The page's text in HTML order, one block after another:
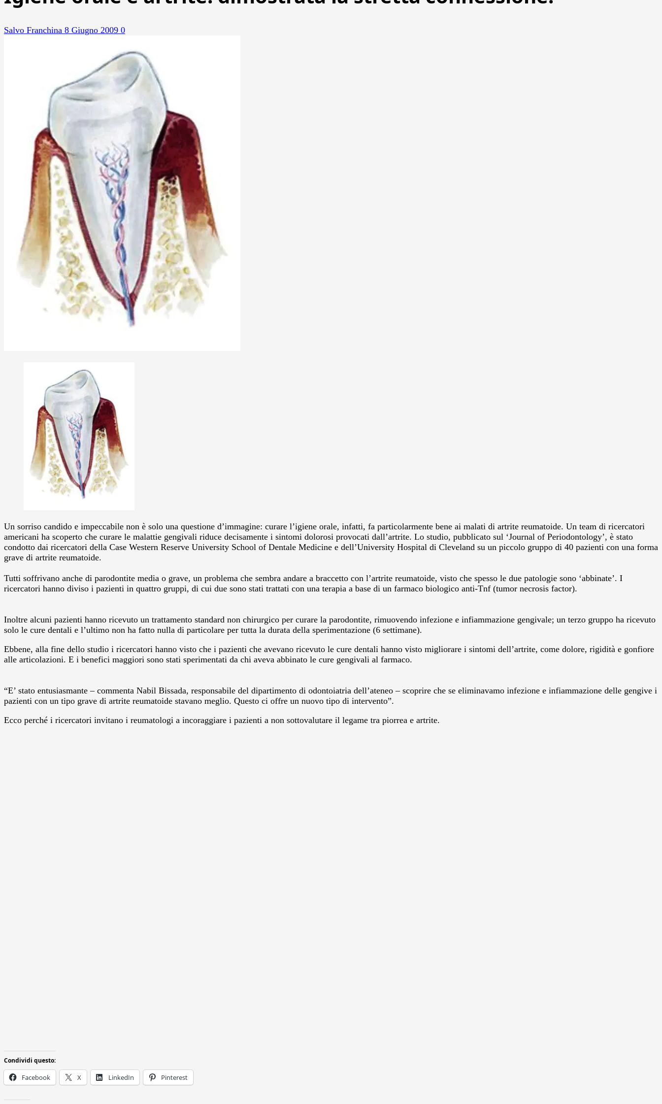
Salvo Franchina 8 Giugno 2009 0
Un sorriso candido e impeccabile non è solo una questione d’immagine: curare l’igiene orale, infatti, fa particolarmente bene ai malati di artrite reumatoide. Un team di ricercatori
americani ha scoperto che curare le malattie gengivali riduce decisamente i sintomi dolorosi provocati dall’artrite. Lo studio, pubblicato sul ‘Journal of Periodontology’, è stato
condotto dai ricercatori della Case Western Reserve University School of Dentale Medicine e dell’University Hospital di Cleveland su un piccolo gruppo di 40 pazienti con una forma
grave di artrite reumatoide.
Tutti soffrivano anche di parodontite media o grave, un problema che sembra andare a braccetto con l’artrite reumatoide, visto che spesso le due patologie sono ‘abbinate’. I
ricercatori hanno diviso i pazienti in quattro gruppi, di cui due sono stati trattati con una terapia a base di un farmaco biologico anti-Tnf (tumor necrosis factor).
Inoltre alcuni pazienti hanno ricevuto un trattamento standard non chirurgico per curare la parodontite, rimuovendo infezione e infiammazione gengivale; un terzo gruppo ha ricevuto
solo le cure dentali e l’ultimo non ha fatto nulla di particolare per tutta la durata della sperimentazione (6 settimane).
Ebbene, alla fine dello studio i ricercatori hanno visto che i pazienti che avevano ricevuto le cure dentali hanno visto migliorare i sintomi dell’artrite, come dolore, rigidità e gonfiore
alle articolazioni. E i benefici maggiori sono stati sperimentati da chi aveva abbinato le cure gengivali al farmaco.
“E’ stato entusiasmante – commenta Nabil Bissada, responsabile del dipartimento di odontoiatria dell’ateneo – scoprire che se eliminavamo infezione e infiammazione delle gengive i
pazienti con un tipo grave di artrite reumatoide stavano meglio. Questo ci offre un nuovo tipo di intervento”.
Ecco perché i ricercatori invitano i reumatologi a incoraggiare i pazienti a non sottovalutare il legame tra piorrea e artrite.
Condividi questo:
Facebook X LinkedIn Pinterest